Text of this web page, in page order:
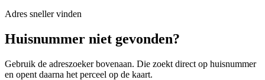
Adres sneller vinden
Huisnummer niet gevonden?
Gebruik de adreszoeker bovenaan. Die zoekt direct op huisnummer
en opent daarna het perceel op de kaart.